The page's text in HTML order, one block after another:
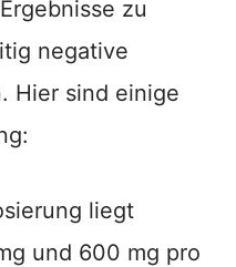
zu
negative
Hier sind einige
liegt
und 600 mg pro